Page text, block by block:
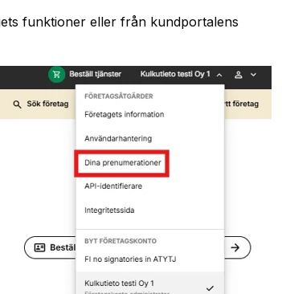
funktioner eller från kundportalens